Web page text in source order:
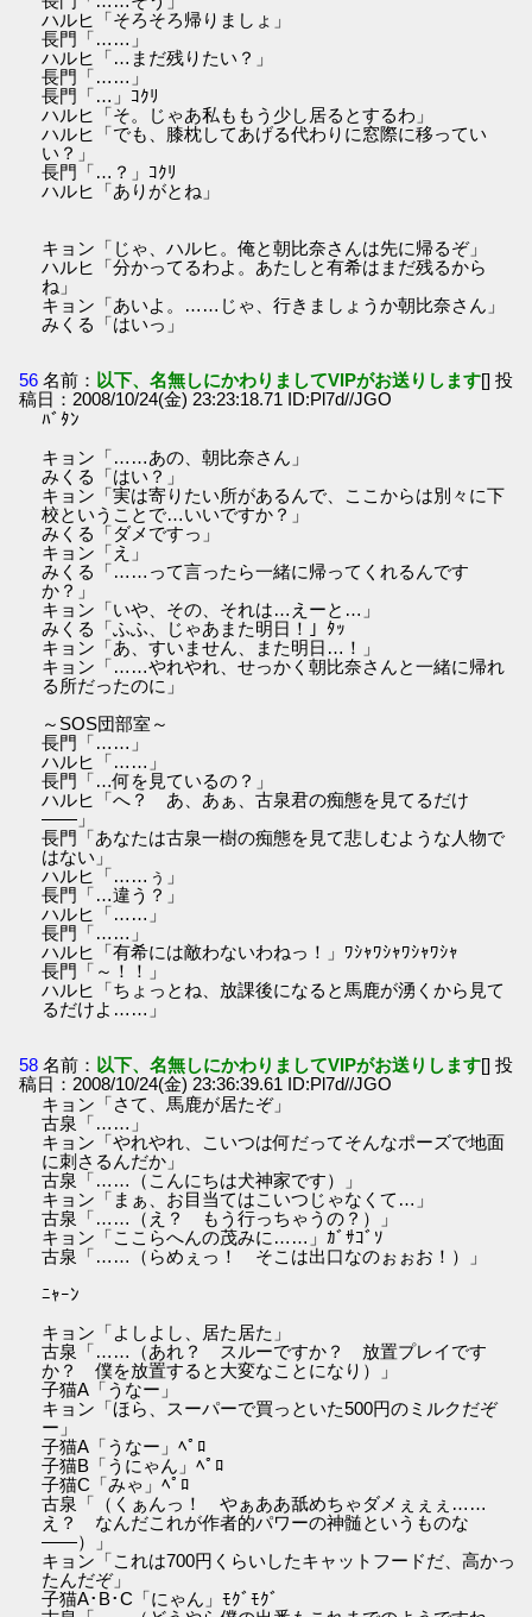
ハルヒ「そろそろ帰りましょ」
長門「……」
ハルヒ「…まだ残りたい？」
長門「……」
長門「…」ｺｸﾘ
ハルヒ「そ。じゃあ私ももう少し居るとするわ」
ハルヒ「でも、膝枕してあげる代わりに窓際に移ってい
い？」
長門「…？」ｺｸﾘ
ハルヒ「ありがとね」
キョン「じゃ、ハルヒ。俺と朝比奈さんは先に帰るぞ」
ハルヒ「分かってるわよ。あたしと有希はまだ残るから
ね」
キョン「あいよ。……じゃ、行きましょうか朝比奈さん」
みくる「はいっ」
56 名前： 以下、名無しにかわりましてVIPがお送りします[] 投
稿日：2008/10/24(金) 23:23:18.71 ID:Pl7d//JGO
ﾊﾞﾀﾝ
キョン「……あの、朝比奈さん」
みくる「はい？」
キョン「実は寄りたい所があるんで、ここからは別々に下
校ということで…いいですか？」
みくる「ダメですっ」
キョン「え」
みくる「……って言ったら一緒に帰ってくれるんです
か？」
キョン「いや、その、それは…えーと…」
みくる「ふふ、じゃあまた明日！」ﾀｯ
キョン「あ、すいません、また明日…！」
キョン「……やれやれ、せっかく朝比奈さんと一緒に帰れ
る所だったのに」
～SOS団部室～
長門「……」
ハルヒ「……」
長門「…何を見ているの？」
ハルヒ「へ？ あ、あぁ、古泉君の痴態を見てるだけ
――」
長門「あなたは古泉一樹の痴態を見て悲しむような人物で
はない」
ハルヒ「……ぅ」
長門「…違う？」
ハルヒ「……」
長門「……」
ハルヒ「有希には敵わないわねっ！」ﾜｼｬﾜｼｬﾜｼｬﾜｼｬ
長門「～！！」
ハルヒ「ちょっとね、放課後になると馬鹿が湧くから見て
るだけよ……」
58 名前： 以下、名無しにかわりましてVIPがお送りします[] 投
稿日：2008/10/24(金) 23:36:39.61 ID:Pl7d//JGO
キョン「さて、馬鹿が居たぞ」
古泉「……」
キョン「やれやれ、こいつは何だってそんなポーズで地面
に刺さるんだか」
古泉「……（こんにちは犬神家です）」
キョン「まぁ、お目当てはこいつじゃなくて…」
古泉「……（え？ もう行っちゃうの？）」
キョン「ここらへんの茂みに……」ｶﾞｻｺﾞｿ
古泉「……（らめぇっ！ そこは出口なのぉぉお！）」
ﾆｬｰﾝ
キョン「よしよし、居た居た」
古泉「……（あれ？ スルーですか？ 放置プレイです
か？ 僕を放置すると大変なことになり）」
子猫A「うなー」
キョン「ほら、スーパーで買っといた500円のミルクだぞ
ー」
子猫A「うなー」ﾍﾟﾛ
子猫B「うにゃん」ﾍﾟﾛ
子猫C「みゃ」ﾍﾟﾛ
古泉「（くぁんっ！ やぁああ舐めちゃダメぇぇぇ……
え？ なんだこれが作者的パワーの神髄というものな
――）」
キョン「これは700円くらいしたキャットフードだ、高かっ
たんだぞ」
子猫A･B･C「にゃん」ﾓｸﾞﾓｸﾞ